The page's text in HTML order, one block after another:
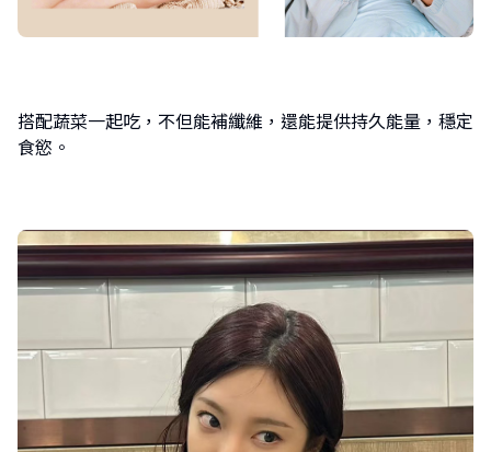
搭配蔬菜一起吃，不但能補纖維，還能提供持久能量，穩定
食慾。